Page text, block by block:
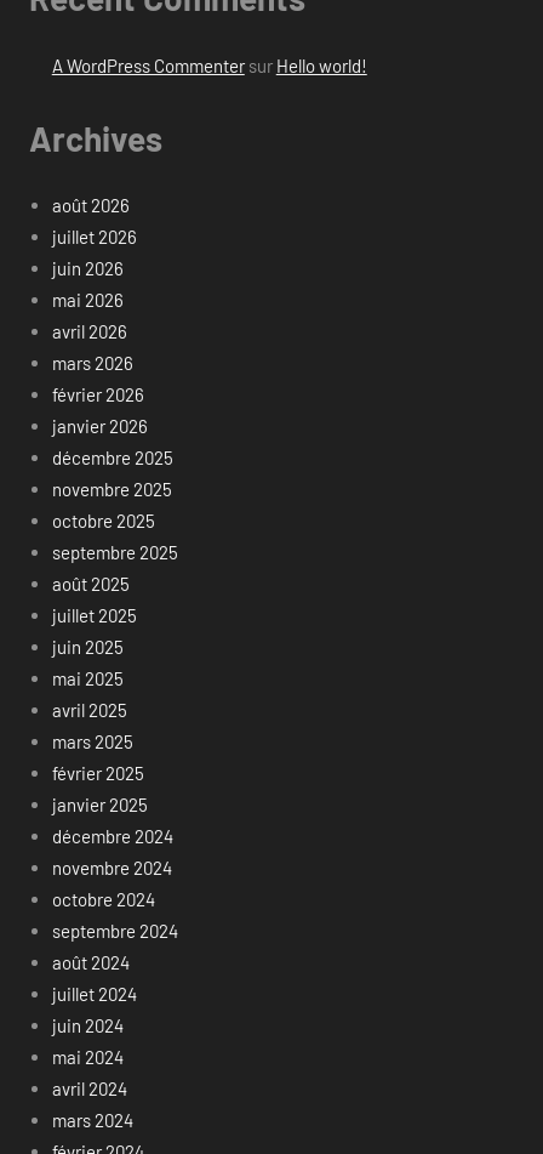
A WordPress Commentersur Hello world!
Archives
août 2026
juillet 2026
juin 2026
mai 2026
avril 2026
mars 2026
février 2026
janvier 2026
décembre 2025
novembre 2025
octobre 2025
septembre 2025
août 2025
juillet 2025
juin 2025
mai 2025
avril 2025
mars 2025
février 2025
janvier 2025
décembre 2024
novembre 2024
octobre 2024
septembre 2024
août 2024
juillet 2024
juin 2024
mai 2024
avril 2024
mars 2024